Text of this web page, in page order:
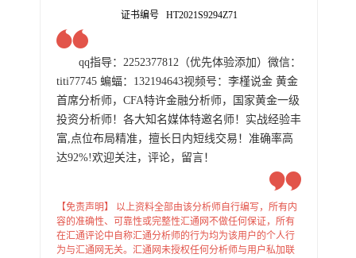
证书编号 HT2021S9294Z71
qq指导：2252377812（优先体验添加）微信：
titi77745 蝙蝠：132194643视频号：李槿说金 黄金
首席分析师，CFA特许金融分析师，国家黄金一级
投资分析师！各大知名媒体特邀名师！实战经验丰
富,点位布局精准，擅长日内短线交易！准确率高
达92%!欢迎关注，评论，留言！
【免责声明】 以上资料全部由该分析师自行编写，所有内
容的准确性、可靠性或完整性汇通网不做任何保证，所有
在汇通评论中自称汇通分析师的行为均为该用户的个人行
为与汇通网无关。汇通网未授权任何分析师与用户私加联